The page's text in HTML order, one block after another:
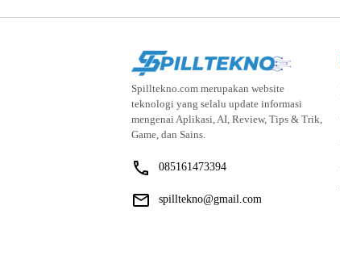
Spilltekno.com merupakan website
teknologi yang selalu update informasi
mengenai Aplikasi, AI, Review, Tips & Trik,
Game, dan Sains.
085161473394
spilltekno@gmail.com